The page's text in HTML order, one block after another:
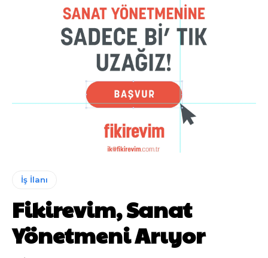
İş İlanı
Fikirevim, Sanat
Yönetmeni Arıyor